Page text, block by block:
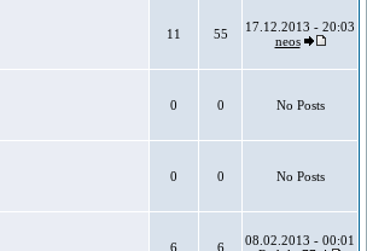
11 55
17.12.2013 - 20:03
neos
0 0 No Posts
0 0 No Posts
6 6
08.02.2013 - 00:01